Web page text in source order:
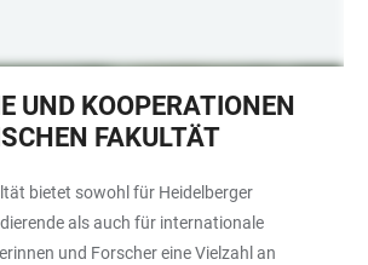
UND KOOPERATIONEN
FAKULTÄT
bietet sowohl für Heidelberger
als auch für internationale
und Forscher eine Vielzahl an